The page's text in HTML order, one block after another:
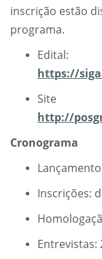
inscrição estão
programa.
Edital:
https://
http://
Cronograma
Inscrições:
Entrevistas: